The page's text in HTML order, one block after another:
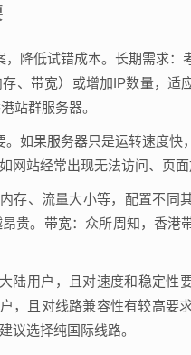
降低试错成本。长期需求：
、带宽）或增加IP数量，适
站群服务器。
如果服务器只是运转速度快
站经常出现无法访问、页面
存、流量大小等，配置不同
贵。带宽：众所周知，香港
陆用户，且对速度和稳定性
，且对线路兼容性有较高要
议选择纯国际线路。